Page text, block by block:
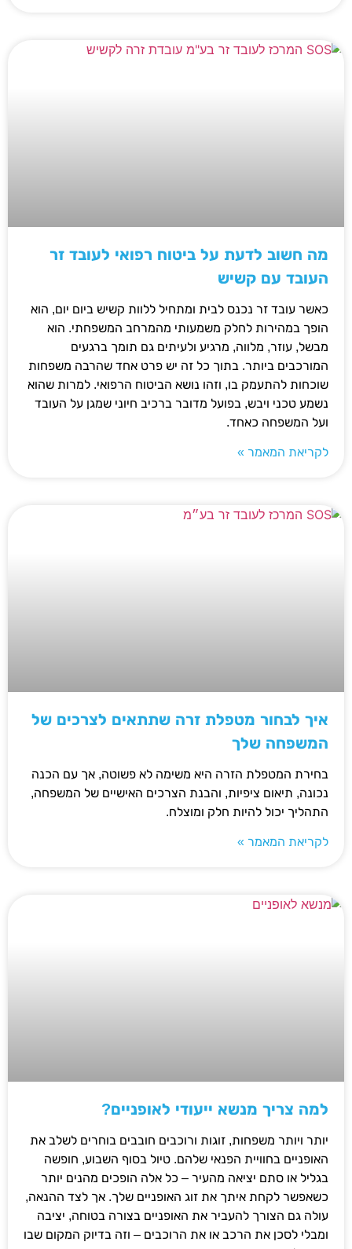
מה חשוב לדעת על ביטוח רפואי לעובד זר
העובד עם קשיש
כאשר עובד זר נכנס לבית ומתחיל ללוות קשיש ביום יום, הוא
הופך במהירות לחלק משמעותי מהמרחב המשפחתי. הוא
מבשל, עוזר, מלווה, מרגיע ולעיתים גם תומך ברגעים
המורכבים ביותר. בתוך כל זה יש פרט אחד שהרבה משפחות
שוכחות להתעמק בו, וזהו נושא הביטוח הרפואי. למרות שהוא
נשמע טכני ויבש, בפועל מדובר ברכיב חיוני שמגן על העובד
ועל המשפחה כאחד.
לקריאת המאמר »
איך לבחור מטפלת זרה שתתאים לצרכים של
המשפחה שלך
בחירת המטפלת הזרה היא משימה לא פשוטה, אך עם הכנה
נכונה, תיאום ציפיות, והבנת הצרכים האישיים של המשפחה,
התהליך יכול להיות חלק ומוצלח.
לקריאת המאמר »
למה צריך מנשא ייעודי לאופניים?
יותר ויותר משפחות, זוגות ורוכבים חובבים בוחרים לשלב את
האופניים בחוויית הפנאי שלהם. טיול בסוף השבוע, חופשה
בגליל או סתם יציאה מהעיר – כל אלה הופכים מהנים יותר
כשאפשר לקחת איתך את זוג האופניים שלך. אך לצד ההנאה,
עולה גם הצורך להעביר את האופניים בצורה בטוחה, יציבה
ומבלי לסכן את הרכב או את הרוכבים – וזה בדיוק המקום שבו